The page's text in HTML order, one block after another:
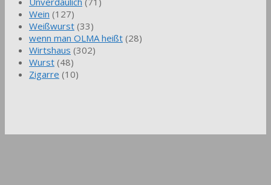
Wein (127)
Weißwurst (33)
wenn man OLMA heißt (28)
Wirtshaus (302)
Wurst (48)
Zigarre (10)